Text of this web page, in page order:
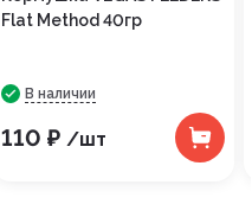
Flat Method 40гр
В наличии
110 ₽ /шт